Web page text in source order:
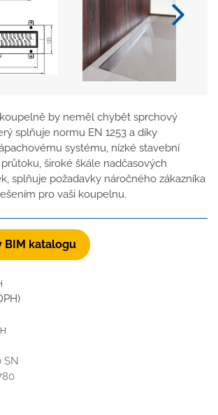
by neměl chybět sprchový
splňuje normu EN 1253 a díky
systému, nízké stavební
široké škále nadčasových
splňuje požadavky náročného zákazníka
pro vaši koupelnu.
BIM katalogu
SN